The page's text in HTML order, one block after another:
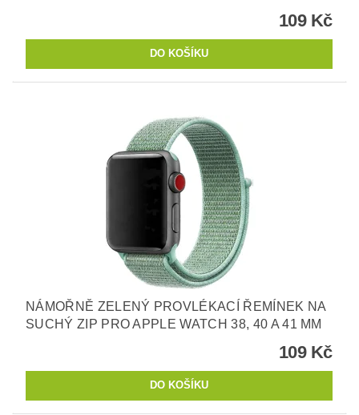
109 Kč
NÁMOŘNĚ ZELENÝ PROVLÉKACÍ ŘEMÍNEK NA
SUCHÝ ZIP PRO APPLE WATCH 38, 40 A 41 MM
109 Kč